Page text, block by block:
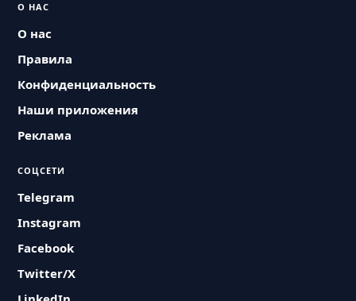
О НАС
О нас
Правила
Конфиденциальность
Наши приложения
Реклама
СОЦСЕТИ
Telegram
Instagram
Facebook
Twitter/X